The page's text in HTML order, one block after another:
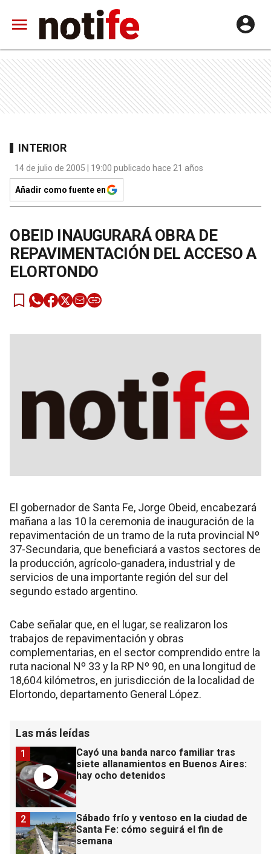
INTERIOR
14 de julio de 2005 | 19:00 publicado hace 21 años
Añadir como fuente en
OBEID INAUGURARÁ OBRA DE
REPAVIMENTACIÓN DEL ACCESO A
ELORTONDO
El gobernador de Santa Fe, Jorge Obeid, encabezará
mañana a las 10 la ceremonia de inauguración de la
repavimentación de un tramo de la ruta provincial Nº
37-Secundaria, que beneficiará a vastos sectores de
la producción, agrícolo-ganadera, industrial y de
servicios de una importante región del sur del
segundo estado argentino.
Cabe señalar que, en el lugar, se realizaron los
trabajos de repavimentación y obras
complementarias, en el sector comprendido entre la
ruta nacional Nº 33 y la RP Nº 90, en una longitud de
18,604 kilómetros, en jurisdicción de la localidad de
Elortondo, departamento General López.
Las más leídas
Cayó una banda narco familiar tras
siete allanamientos en Buenos Aires:
hay ocho detenidos
1
Sábado frío y ventoso en la ciudad de
Santa Fe: cómo seguirá el fin de
semana
2